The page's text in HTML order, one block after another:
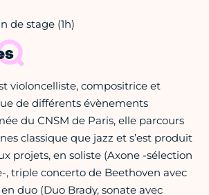
de stage (1h)
violoncelliste, compositrice et
de différents évènements
du CNSM de Paris, elle parcours
classique que jazz et s’est produit
projets, en soliste (Axone -sélection
triple concerto de Beethoven avec
duo (Duo Brady, sonate avec